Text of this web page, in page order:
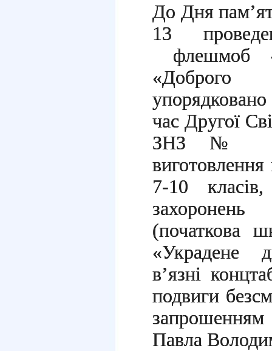
До Дня
13
флешмоб
«Доброго
упорядковано
час Другої
ЗНЗ №
7-10
(початкова
«Украдене
в’язні
подвиги
Павла